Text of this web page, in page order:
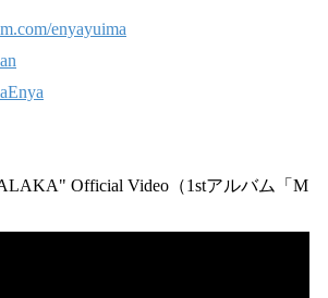
enyayuima
Official Video（1stアルバム「M